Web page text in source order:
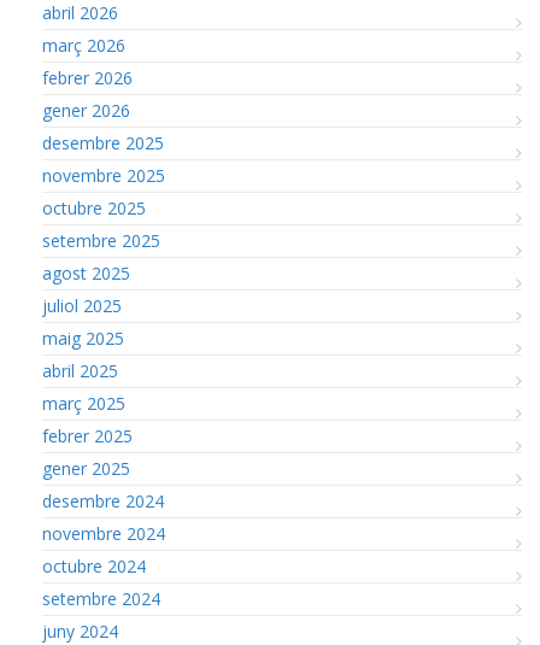
abril 2026
març 2026
febrer 2026
gener 2026
desembre 2025
novembre 2025
octubre 2025
setembre 2025
agost 2025
juliol 2025
maig 2025
abril 2025
març 2025
febrer 2025
gener 2025
desembre 2024
novembre 2024
octubre 2024
setembre 2024
juny 2024